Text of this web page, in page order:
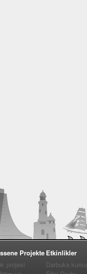
Projekte
projesi
Etkinlikler
Darbuka kursu